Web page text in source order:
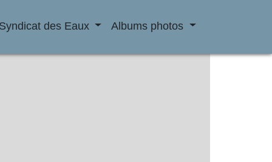
Syndicat des Eaux Albums photos